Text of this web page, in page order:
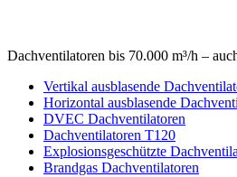
Dachventilatoren bis 70.000 m³/h –
Vertikal ausblasende
Horizontal ausblasende
DVEC Dachventilatoren
Dachventilatoren T120
Explosionsgeschützte
Brandgas Dachventilatoren